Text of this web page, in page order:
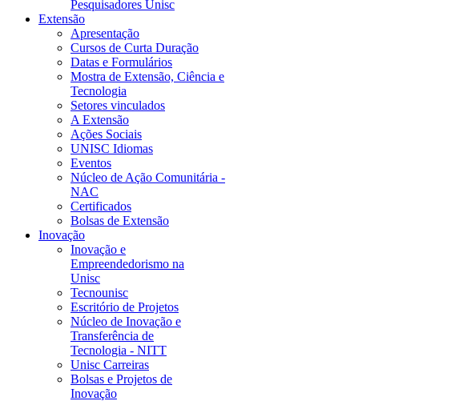
Pesquisadores Unisc
Extensão
Apresentação
Cursos de Curta Duração
Datas e Formulários
Mostra de Extensão, Ciência e
Tecnologia
Setores vinculados
A Extensão
Ações Sociais
UNISC Idiomas
Eventos
Núcleo de Ação Comunitária -
NAC
Certificados
Bolsas de Extensão
Inovação
Inovação e
Empreendedorismo na
Unisc
Tecnounisc
Escritório de Projetos
Núcleo de Inovação e
Transferência de
Tecnologia - NITT
Unisc Carreiras
Bolsas e Projetos de
Inovação